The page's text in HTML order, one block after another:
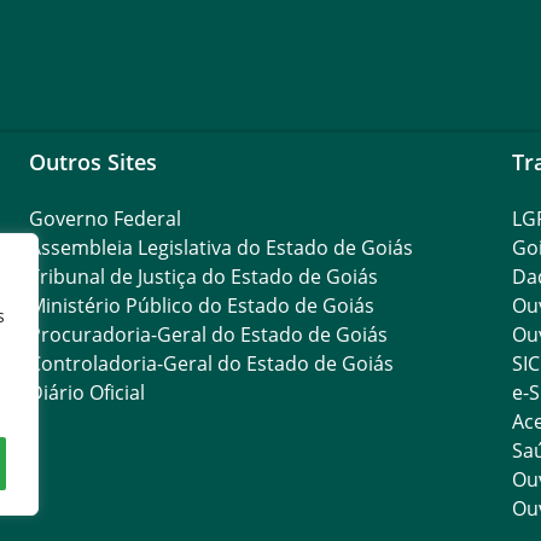
Outros Sites
Governo Federal
Assembleia Legislativa do Estado de Goiás
Tribunal de Justiça do Estado de Goiás
Ministério Público do Estado de Goiás
Procuradoria-Geral do Estado de Goiás
Controladoria-Geral do Estado de Goiás
Diário Oficial
e-